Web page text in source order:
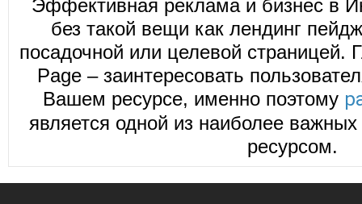
Эффективная реклама и бизнес в
без такой вещи как лендинг
посадочной или целевой страницей.
Page – заинтересовать
Вашем ресурсе, именно поэтому
является одной из наиболее
ресурсом.